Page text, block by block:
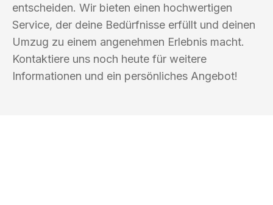
entscheiden. Wir bieten einen hochwertigen
Service, der deine Bedürfnisse erfüllt und deinen
Umzug zu einem angenehmen Erlebnis macht.
Kontaktiere uns noch heute für weitere
Informationen und ein persönliches Angebot!